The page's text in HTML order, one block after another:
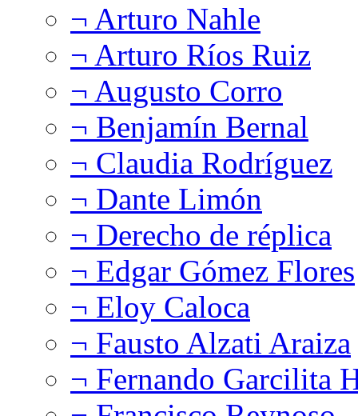
¬ Arturo Nahle
¬ Arturo Ríos Ruiz
¬ Augusto Corro
¬ Benjamín Bernal
¬ Claudia Rodríguez
¬ Dante Limón
¬ Derecho de réplica
¬ Edgar Gómez Flores
¬ Eloy Caloca
¬ Fausto Alzati Araiza
¬ Fernando Garcilita